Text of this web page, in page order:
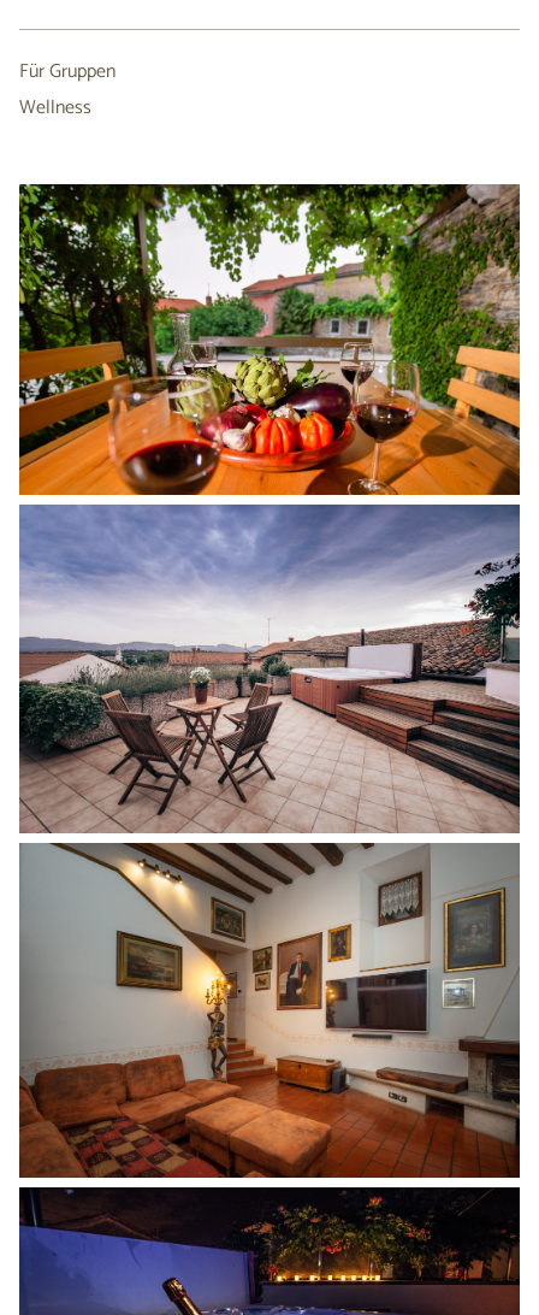
Für Gruppen
Wellness